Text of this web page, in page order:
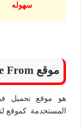
سهوله
موقع Save From لتنزيل الفيديوهات
هو موقع تحميل
المستخدمة كموقع